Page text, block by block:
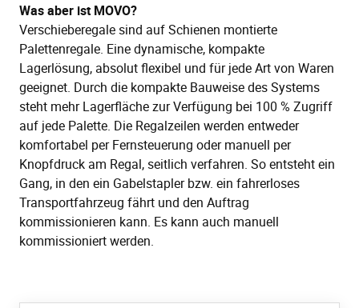
Was aber ist MOVO?
Verschieberegale sind auf Schienen montierte
Palettenregale. Eine dynamische, kompakte
Lagerlösung, absolut flexibel und für jede Art von Waren
geeignet. Durch die kompakte Bauweise des Systems
steht mehr Lagerfläche zur Verfügung bei 100 % Zugriff
auf jede Palette. Die Regalzeilen werden entweder
komfortabel per Fernsteuerung oder manuell per
Knopfdruck am Regal, seitlich verfahren. So entsteht ein
Gang, in den ein Gabelstapler bzw. ein fahrerloses
Transportfahrzeug fährt und den Auftrag
kommissionieren kann. Es kann auch manuell
kommissioniert werden.